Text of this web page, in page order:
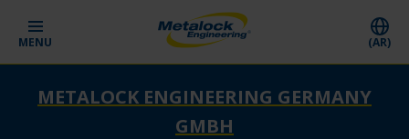
(AR)
MENU
METALOCK ENGINEERING GERMANY
GMBH